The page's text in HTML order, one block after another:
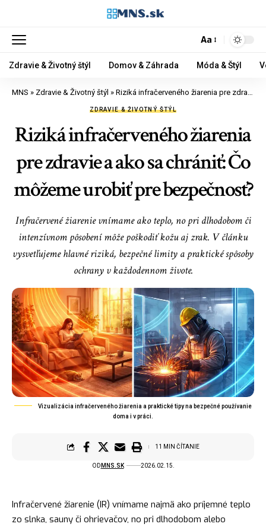
Aa
Zdravie & Životný štýl Domov & Záhrada Móda & Štýl
MNS » Zdravie & Životný štýl » Riziká infračerveného žiarenia pre zdravie a ako sa chrániť: Čo môžeme urobiť pre bezpečnosť?
ZDRAVIE & ŽIVOTNÝ ŠTÝL
Riziká infračerveného žiarenia
pre zdravie a ako sa chrániť: Čo
môžeme urobiť pre bezpečnosť?
Infračervené žiarenie vnímame ako teplo, no pri dlhodobom či
intenzívnom pôsobení môže poškodiť kožu aj zrak. V článku
vysvetľujeme hlavné riziká, bezpečné limity a praktické spôsoby
ochrany v každodennom živote.
Vizualizácia infračerveného žiarenia a praktické tipy na bezpečné používanie
doma i v práci.
OD MNS.SK 2026.02.15.
11 MIN ČÍTANIE
Infračervené žiarenie (IR) vnímame najmä ako príjemné teplo
zo slnka, sauny či ohrievačov, no pri dlhodobom alebo